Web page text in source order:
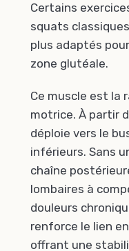
Certains
squats
plus adaptés
zone glutéale.
Ce muscle est la
motrice. À partir
déploie vers le
inférieurs. Sans
chaîne
lombaires à
douleurs
renforce le lien
offrant une